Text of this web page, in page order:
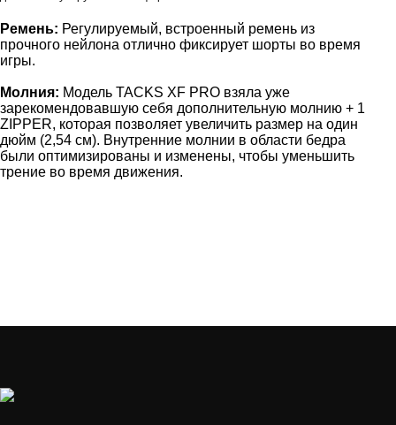
Ремень: Регулируемый, встроенный ремень из
прочного нейлона отлично фиксирует шорты во время
игры.
Молния: Модель TACKS XF PRO взяла уже
зарекомендовавшую себя дополнительную молнию + 1
ZIPPER, которая позволяет увеличить размер на один
дюйм (2,54 см). Внутренние молнии в области бедра
были оптимизированы и изменены, чтобы уменьшить
трение во время движения.